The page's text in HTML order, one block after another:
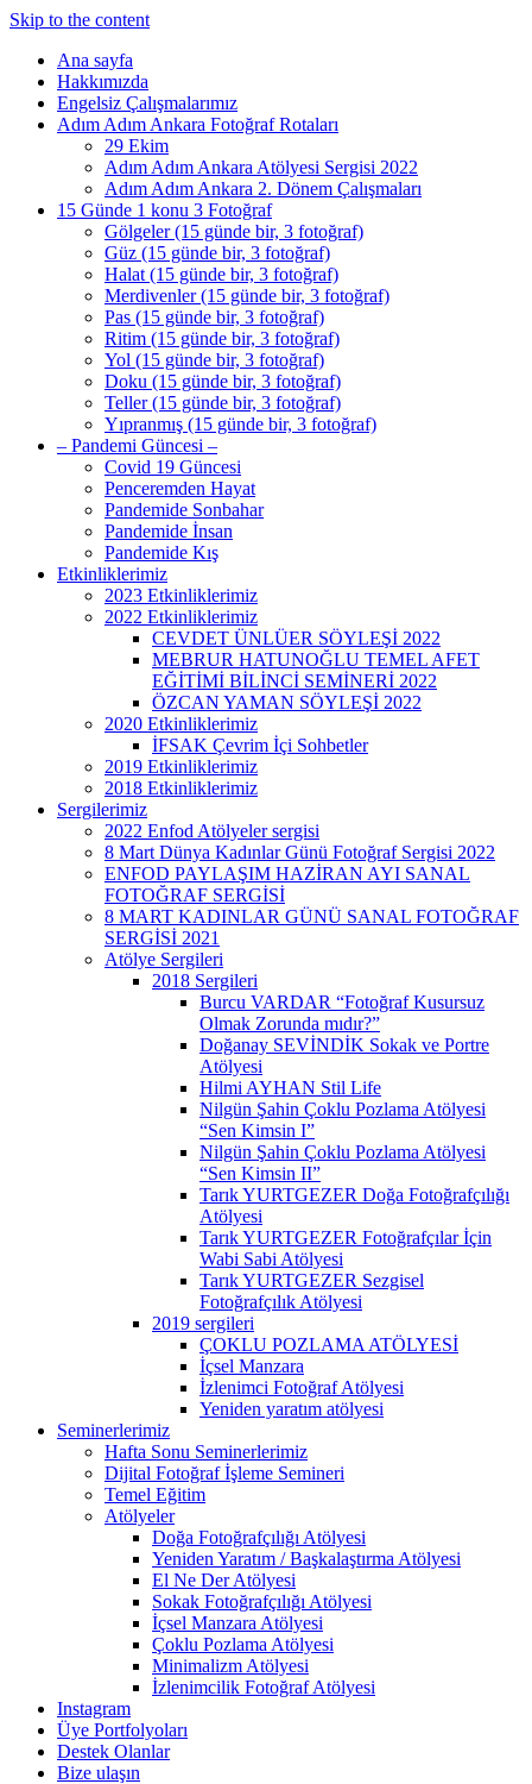
Skip to the content
Ana sayfa
Hakkımızda
Engelsiz Çalışmalarımız
Adım Adım Ankara Fotoğraf Rotaları
29 Ekim
Adım Adım Ankara Atölyesi Sergisi 2022
Adım Adım Ankara 2. Dönem Çalışmaları
15 Günde 1 konu 3 Fotoğraf
Gölgeler (15 günde bir, 3 fotoğraf)
Güz (15 günde bir, 3 fotoğraf)
Halat (15 günde bir, 3 fotoğraf)
Merdivenler (15 günde bir, 3 fotoğraf)
Pas (15 günde bir, 3 fotoğraf)
Ritim (15 günde bir, 3 fotoğraf)
Yol (15 günde bir, 3 fotoğraf)
Doku (15 günde bir, 3 fotoğraf)
Teller (15 günde bir, 3 fotoğraf)
Yıpranmış (15 günde bir, 3 fotoğraf)
– Pandemi Güncesi –
Covid 19 Güncesi
Penceremden Hayat
Pandemide Sonbahar
Pandemide İnsan
Pandemide Kış
Etkinliklerimiz
2023 Etkinliklerimiz
2022 Etkinliklerimiz
CEVDET ÜNLÜER SÖYLEŞİ 2022
MEBRUR HATUNOĞLU TEMEL AFET
EĞİTİMİ BİLİNCİ SEMİNERİ 2022
ÖZCAN YAMAN SÖYLEŞİ 2022
2020 Etkinliklerimiz
İFSAK Çevrim İçi Sohbetler
2019 Etkinliklerimiz
2018 Etkinliklerimiz
Sergilerimiz
2022 Enfod Atölyeler sergisi
8 Mart Dünya Kadınlar Günü Fotoğraf Sergisi 2022
ENFOD PAYLAŞIM HAZİRAN AYI SANAL
FOTOĞRAF SERGİSİ
8 MART KADINLAR GÜNÜ SANAL FOTOĞRAF
SERGİSİ 2021
Atölye Sergileri
2018 Sergileri
Burcu VARDAR “Fotoğraf Kusursuz
Olmak Zorunda mıdır?”
Doğanay SEVİNDİK Sokak ve Portre
Atölyesi
Hilmi AYHAN Stil Life
Nilgün Şahin Çoklu Pozlama Atölyesi
“Sen Kimsin I”
Nilgün Şahin Çoklu Pozlama Atölyesi
“Sen Kimsin II”
Tarık YURTGEZER Doğa Fotoğrafçılığı
Atölyesi
Tarık YURTGEZER Fotoğrafçılar İçin
Wabi Sabi Atölyesi
Tarık YURTGEZER Sezgisel
Fotoğrafçılık Atölyesi
2019 sergileri
ÇOKLU POZLAMA ATÖLYESİ
İçsel Manzara
İzlenimci Fotoğraf Atölyesi
Yeniden yaratım atölyesi
Seminerlerimiz
Hafta Sonu Seminerlerimiz
Dijital Fotoğraf İşleme Semineri
Temel Eğitim
Atölyeler
Doğa Fotoğrafçılığı Atölyesi
Yeniden Yaratım / Başkalaştırma Atölyesi
El Ne Der Atölyesi
Sokak Fotoğrafçılığı Atölyesi
İçsel Manzara Atölyesi
Çoklu Pozlama Atölyesi
Minimalizm Atölyesi
İzlenimcilik Fotoğraf Atölyesi
Instagram
Üye Portfolyoları
Destek Olanlar
Bize ulaşın